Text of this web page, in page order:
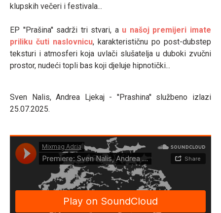
klupskih večeri i festivala...
EP ''Prašina'' sadrži tri stvari, a u našoj premijeri imate
priliku čuti naslovnicu, karakterističnu po post-dubstep
teksturi i atmosferi koja uvlači slušatelja u duboki zvučni
prostor, nudeći topli bas koji djeluje hipnotički...
Sven Nalis, Andrea Ljekaj - ''Prashina'' službeno izlazi
25.07.2025.